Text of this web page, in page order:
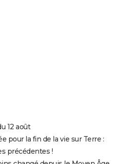
12 août
pour la fin de la vie sur Terre :
précédentes !